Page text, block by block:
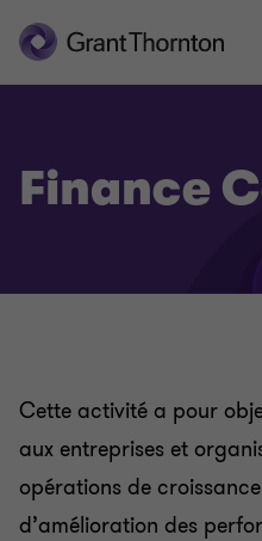
Finance
Cette activité a pour
aux entreprises et
opérations de
d’amélioration des